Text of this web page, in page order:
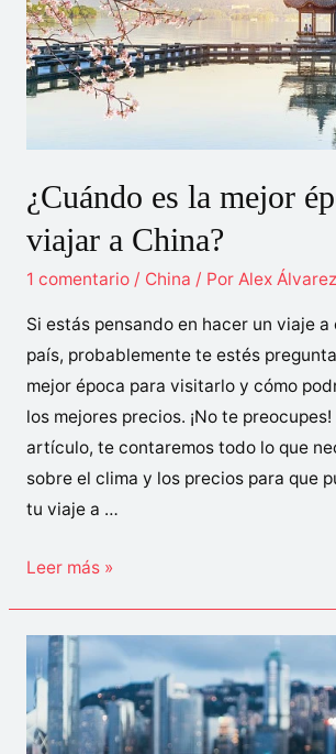
a
extranjeros
y
puertas
tras
la
pandemia
¿Cuándo es la mejor
viajar a China?
1 comentario / China / Por Alex Álvarez
Si estás pensando en hacer un viaje
país, probablemente te estés
mejor época para visitarlo y cómo
los mejores precios. ¡No te preocupes!
artículo, te contaremos todo lo que
sobre el clima y los precios para que
tu viaje a …
¿Cuándo
mejor
época
para
Leer más »